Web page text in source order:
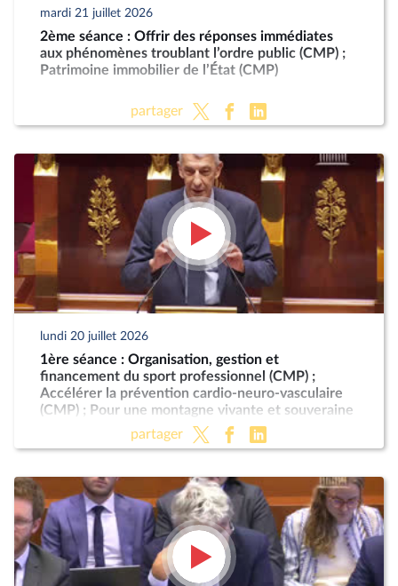
mardi 21 juillet 2026
2ème séance : Offrir des réponses immédiates
aux phénomènes troublant l’ordre public (CMP) ;
Patrimoine immobilier de l’État (CMP)
partager
lundi 20 juillet 2026
1ère séance : Organisation, gestion et
financement du sport professionnel (CMP) ;
Accélérer la prévention cardio-neuro-vasculaire
(CMP) ; Pour une montagne vivante et souveraine
partager